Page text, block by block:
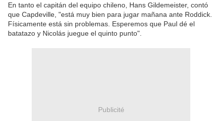
En tanto el capitán del equipo chileno, Hans Gildemeister, contó
que Capdeville, "está muy bien para jugar mañana ante Roddick.
Físicamente está sin problemas. Esperemos que Paul dé el
batatazo y Nicolás juegue el quinto punto".
Publicité